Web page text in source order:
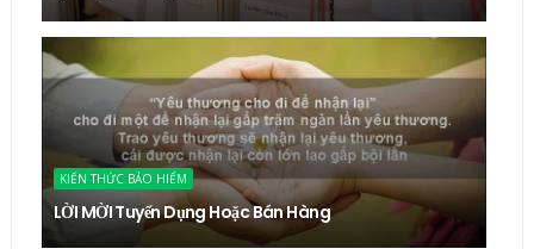
KIẾN THỨC BẢO HIỂM
LỜI MỜI Tuyển Dụng Hoặc Bán Hàng